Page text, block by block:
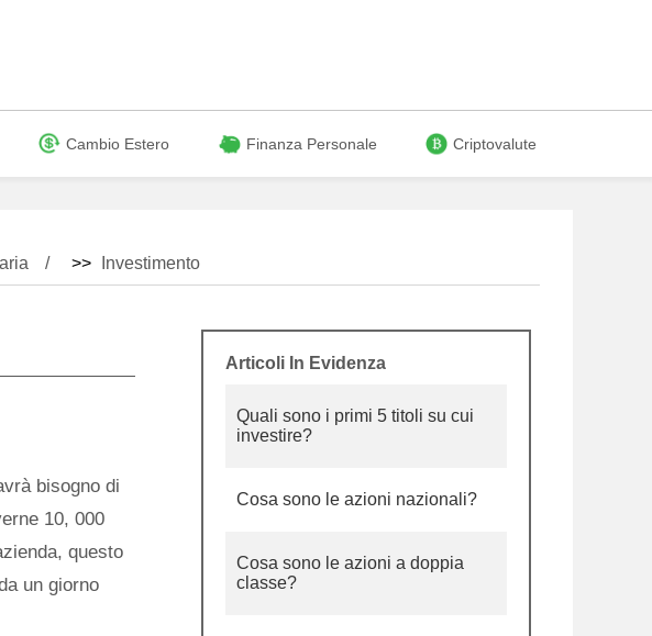
Cambio Estero Finanza Personale Criptovalute
>> Investimento
bisogno di
10, 000
questo
un giorno
Articoli In Evidenza
Quali sono i primi 5 titoli su cui
investire?
Cosa sono le azioni nazionali?
Cosa sono le azioni a doppia
classe?